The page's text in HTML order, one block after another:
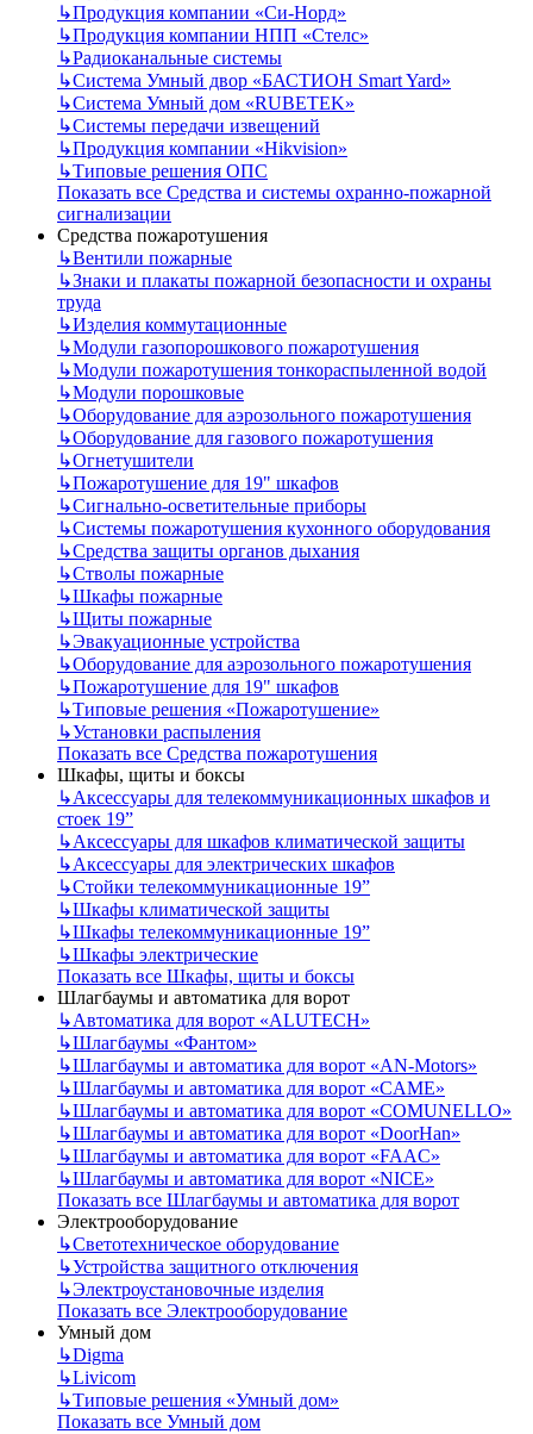
↳Продукция компании «Си-Норд»
↳Продукция компании НПП «Стелс»
↳Радиоканальные системы
↳Система Умный двор «БАСТИОН Smart Yard»
↳Система Умный дом «RUBETEK»
↳Системы передачи извещений
↳Продукция компании «Hikvision»
↳Типовые решения ОПС
Показать все Средства и системы охранно-пожарной
сигнализации
Средства пожаротушения
↳Вентили пожарные
↳Знаки и плакаты пожарной безопасности и охраны
труда
↳Изделия коммутационные
↳Модули газопорошкового пожаротушения
↳Модули пожаротушения тонкораспыленной водой
↳Модули порошковые
↳Оборудование для аэрозольного пожаротушения
↳Оборудование для газового пожаротушения
↳Огнетушители
↳Пожаротушение для 19" шкафов
↳Сигнально-осветительные приборы
↳Системы пожаротушения кухонного оборудования
↳Средства защиты органов дыхания
↳Стволы пожарные
↳Шкафы пожарные
↳Щиты пожарные
↳Эвакуационные устройства
↳Оборудование для аэрозольного пожаротушения
↳Пожаротушение для 19" шкафов
↳Типовые решения «Пожаротушение»
↳Установки распыления
Показать все Средства пожаротушения
Шкафы, щиты и боксы
↳Аксессуары для телекоммуникационных шкафов и
стоек 19”
↳Аксессуары для шкафов климатической защиты
↳Аксессуары для электрических шкафов
↳Стойки телекоммуникационные 19”
↳Шкафы климатической защиты
↳Шкафы телекоммуникационные 19”
↳Шкафы электрические
Показать все Шкафы, щиты и боксы
Шлагбаумы и автоматика для ворот
↳Автоматика для ворот «ALUTECH»
↳Шлагбаумы «Фантом»
↳Шлагбаумы и автоматика для ворот «AN-Motors»
↳Шлагбаумы и автоматика для ворот «CAME»
↳Шлагбаумы и автоматика для ворот «COMUNELLO»
↳Шлагбаумы и автоматика для ворот «DoorHan»
↳Шлагбаумы и автоматика для ворот «FAAC»
↳Шлагбаумы и автоматика для ворот «NICE»
Показать все Шлагбаумы и автоматика для ворот
Электрооборудование
↳Светотехническое оборудование
↳Устройства защитного отключения
↳Электроустановочные изделия
Показать все Электрооборудование
Умный дом
↳Digma
↳Livicom
↳Типовые решения «Умный дом»
Показать все Умный дом